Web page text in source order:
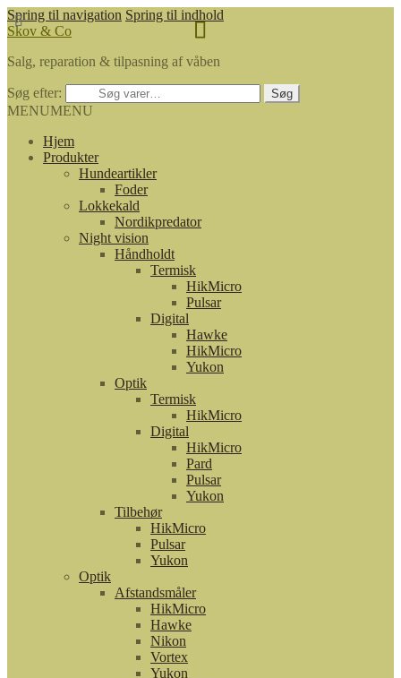
Spring til navigation Spring til indhold
Skov & Co
Salg, reparation & tilpasning af våben
Søg efter: Søg
MENUMENU
Hjem
Produkter
Hundeartikler
Foder
Lokkekald
Nordikpredator
Night vision
Håndholdt
Termisk
HikMicro
Pulsar
Digital
Hawke
HikMicro
Yukon
Optik
Termisk
HikMicro
Digital
HikMicro
Pard
Pulsar
Yukon
Tilbehør
HikMicro
Pulsar
Yukon
Optik
Afstandsmåler
HikMicro
Hawke
Nikon
Vortex
Yukon